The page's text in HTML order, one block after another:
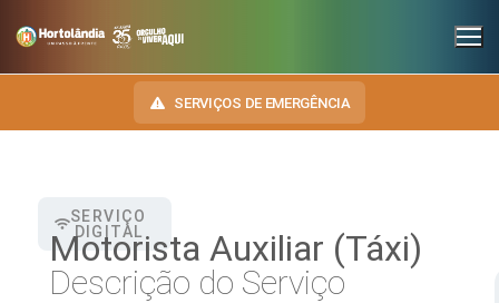
SERVIÇOS DE EMERGÊNCIA
INSTITUCIONAL
SECRETARIAS
TRANSPARÊNCIA
SERVIÇO
DIGITAL
Motorista Auxiliar (Táxi)
Descrição do Serviço